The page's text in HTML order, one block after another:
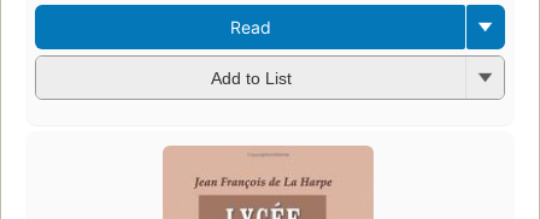
Read
Add to List